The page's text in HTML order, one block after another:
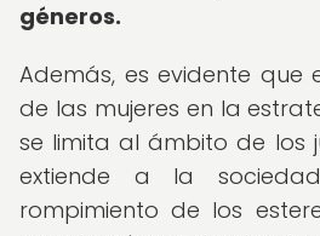
géneros.
Además, es evidente que
de las mujeres en la
se limita al ámbito de los
extiende a la
rompimiento de los